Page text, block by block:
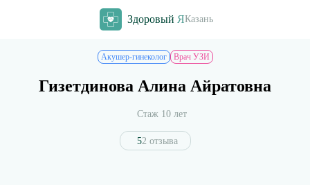
Здоровый ЯКазань
Акушер-гинеколог Врач УЗИ
Гизетдинова Алина Айратовна
Стаж 10 лет
52 отзыва